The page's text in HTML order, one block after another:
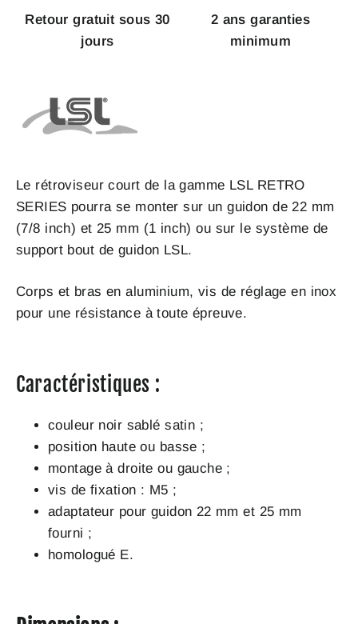
Retour gratuit sous 30
jours
2 ans garanties
minimum
Le rétroviseur court de la gamme LSL RETRO
SERIES pourra se monter sur un guidon de 22 mm
(7/8 inch) et 25 mm (1 inch) ou sur le système de
support bout de guidon LSL.
Corps et bras en aluminium, vis de réglage en inox
pour une résistance à toute épreuve.
Caractéristiques :
couleur noir sablé satin ;
position haute ou basse ;
montage à droite ou gauche ;
vis de fixation : M5 ;
adaptateur pour guidon 22 mm et 25 mm
fourni ;
homologué E.